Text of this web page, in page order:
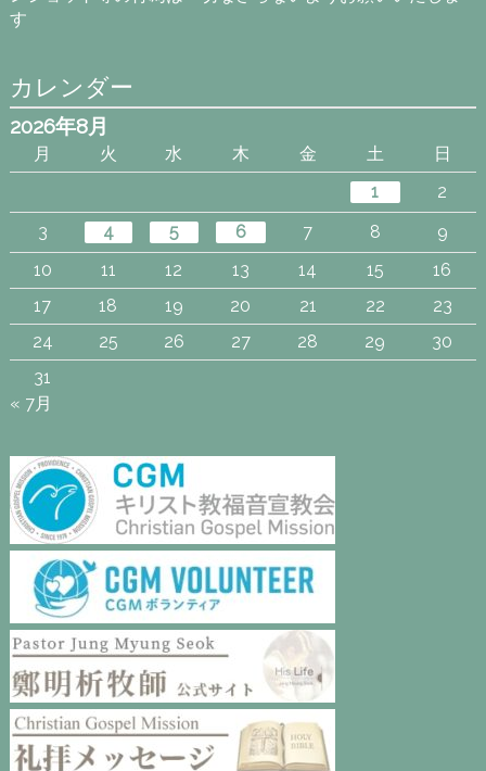
す
カレンダー
2026年8月
月 火 水 木 金 土
日
1
2
3
4 5 6 7 8
9
10
11 12 13 14 15
16
17
18 19 20 21 22
23
24
25 26 27 28 29
30
31
« 7月